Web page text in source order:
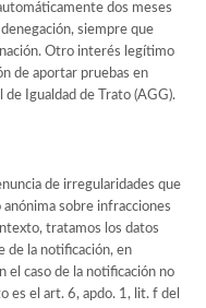
dos meses
siempre que
Otro interés legítimo
de aportar pruebas en
Igualdad de Trato (AGG).
de irregularidades que
sobre infracciones
tratamos los datos
de la notificación, en
el caso de la notificación no
es el art. 6, apdo. 1, lit. f del